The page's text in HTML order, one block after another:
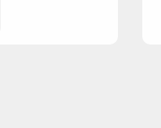
AU PANIER